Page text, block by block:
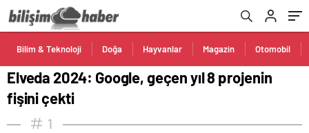
Bilim & Teknoloji Doğa Hayvanlar Magazin Otomobil
Elveda 2024: Google, geçen yıl 8 projenin
fişini çekti
1